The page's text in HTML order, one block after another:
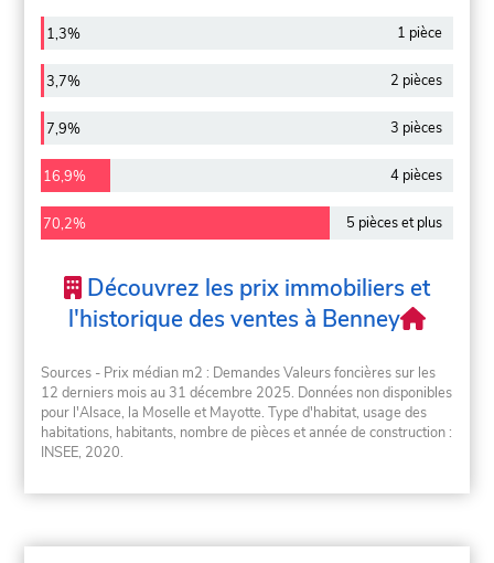
1,3% 1 pièce
3,7% 2 pièces
7,9% 3 pièces
16,9% 4 pièces
70,2% 5 pièces et plus
Découvrez les prix immobiliers et
l'historique des ventes à Benney
Sources - Prix médian m2 : Demandes Valeurs foncières sur les
12 derniers mois au 31 décembre 2025. Données non disponibles
pour l'Alsace, la Moselle et Mayotte. Type d'habitat, usage des
habitations, habitants, nombre de pièces et année de construction :
INSEE, 2020.